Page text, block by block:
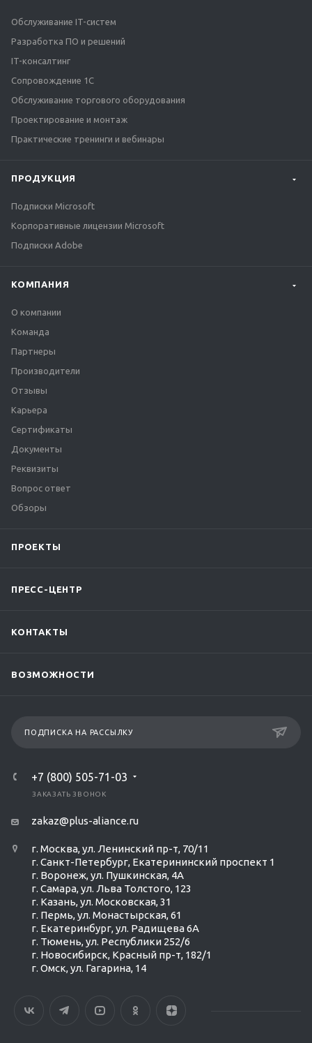
Обслуживание IT-систем
Разработка ПО и решений
IT-консалтинг
Сопровождение 1С
Обслуживание торгового оборудования
Проектирование и монтаж
Практические тренинги и вебинары
ПРОДУКЦИЯ
Подписки Microsoft
Корпоративные лицензии Microsoft
Подписки Adobe
КОМПАНИЯ
О компании
Команда
Партнеры
Производители
Отзывы
Карьера
Сертификаты
Документы
Реквизиты
Вопрос ответ
Обзоры
ПРОЕКТЫ
ПРЕСС-ЦЕНТР
КОНТАКТЫ
ВОЗМОЖНОСТИ
ПОДПИСКА НА РАССЫЛКУ
+7 (800) 505-71-03
ЗАКАЗАТЬ ЗВОНОК
zakaz@plus-aliance.ru
г. Москва, ул. Ленинский пр-т, 70/11
г. Санкт-Петербург, Екатерининский проспект 1
г. Воронеж, ул. Пушкинская, 4А
г. Самара, ул. Льва Толстого, 123
г. Казань, ул. Московская, 31
г. Пермь, ул. Монастырская, 61
г. Екатеринбург, ул. Радищева 6А
г. Тюмень, ул. Республики 252/6
г. Новосибирск, Красный пр-т, 182/1
г. Омск, ул. ​Гагарина, 14